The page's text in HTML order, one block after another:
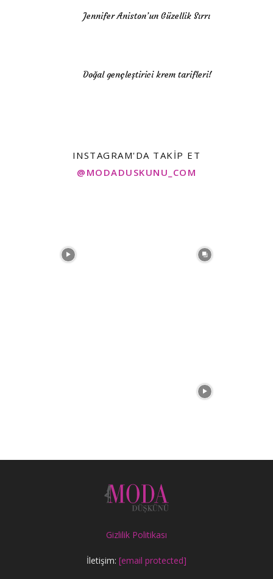
Jennifer Aniston’un Güzellik Sırrı
Doğal gençleştirici krem tarifleri!
INSTAGRAM'DA TAKIP ET
@MODADUSKUNU_COM
Gizlilik Politikası
İletişim: [email protected]